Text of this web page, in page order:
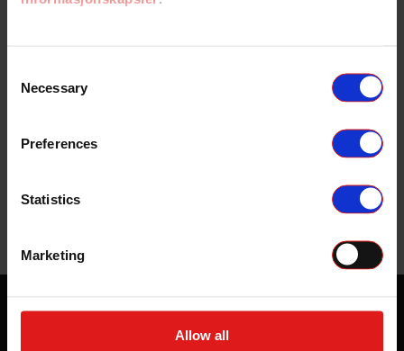
Selection
Necessary
Preferences
Statistics
Marketing
Allow all
Rask levering
Spesifikasjoner
Komplett sett med 11 forskjellige deler.